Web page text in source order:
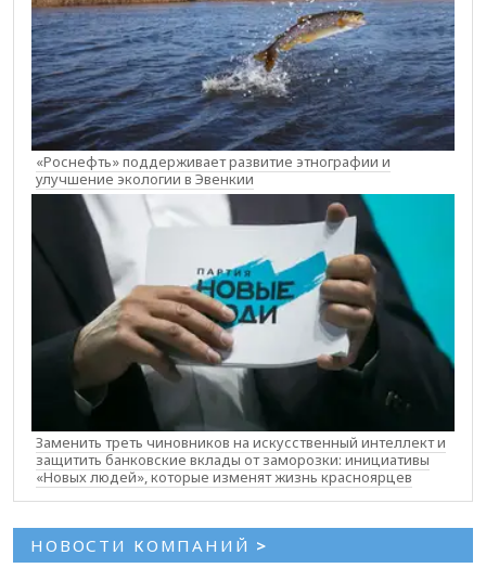
«Роснефть» поддерживает развитие этнографии и
улучшение экологии в Эвенкии
Заменить треть чиновников на искусственный интеллект и
защитить банковские вклады от заморозки: инициативы
«Новых людей», которые изменят жизнь красноярцев
НОВОСТИ КОМПАНИЙ >